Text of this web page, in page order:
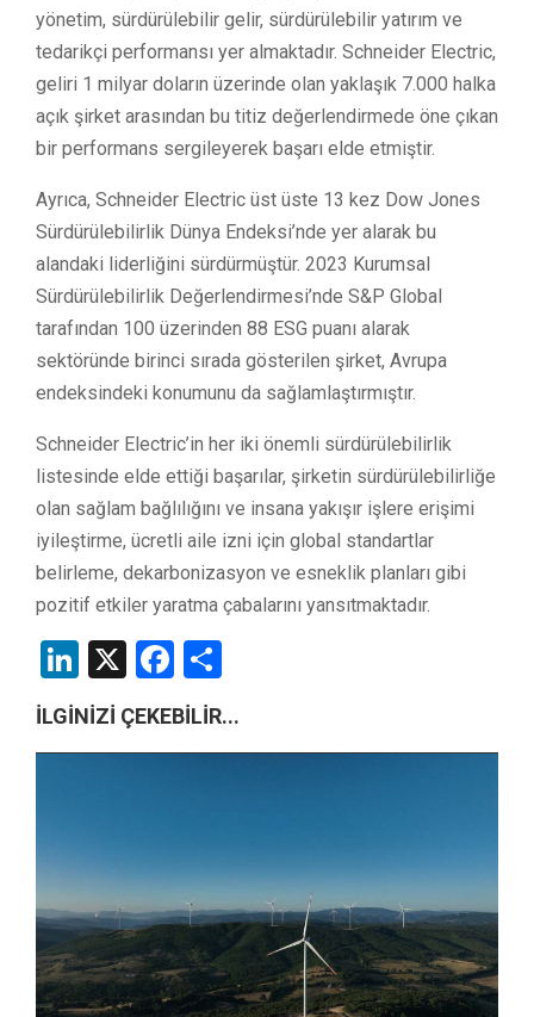
yönetim, sürdürülebilir gelir, sürdürülebilir yatırım ve
tedarikçi performansı yer almaktadır. Schneider Electric,
geliri 1 milyar doların üzerinde olan yaklaşık 7.000 halka
açık şirket arasından bu titiz değerlendirmede öne çıkan
bir performans sergileyerek başarı elde etmiştir.
Ayrıca, Schneider Electric üst üste 13 kez Dow Jones
Sürdürülebilirlik Dünya Endeksi’nde yer alarak bu
alandaki liderliğini sürdürmüştür. 2023 Kurumsal
Sürdürülebilirlik Değerlendirmesi’nde S&P Global
tarafından 100 üzerinden 88 ESG puanı alarak
sektöründe birinci sırada gösterilen şirket, Avrupa
endeksindeki konumunu da sağlamlaştırmıştır.
Schneider Electric’in her iki önemli sürdürülebilirlik
listesinde elde ettiği başarılar, şirketin sürdürülebilirliğe
olan sağlam bağlılığını ve insana yakışır işlere erişimi
iyileştirme, ücretli aile izni için global standartlar
belirleme, dekarbonizasyon ve esneklik planları gibi
pozitif etkiler yaratma çabalarını yansıtmaktadır.
LinkedIn
X Facebook
İLGİNİZİ ÇEKEBİLİR...